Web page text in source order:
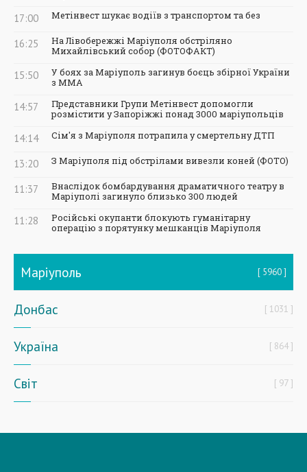
17:00 Метінвест шукає водіїв з транспортом та без
16:25
На Лівобережжі Маріуполя обстріляно
Михайлівський собор (ФОТОФАКТ)
15:50
У боях за Маріуполь загинув боєць збірної України
з ММА
14:57
Представники Групи Метінвест допомогли
розмістити у Запоріжжі понад 3000 маріупольців
14:14 Сім'я з Маріуполя потрапила у смертельну ДТП
13:20 З Маріуполя під обстрілами вивезли коней (ФОТО)
11:37
Внаслідок бомбардування драматичного театру в
Маріуполі загинуло близько 300 людей
11:28
Російські окупанти блокують гуманітарну
операцію з порятунку мешканців Маріуполя
Маріуполь 5960
Донбас 1031
Україна 864
Світ 97